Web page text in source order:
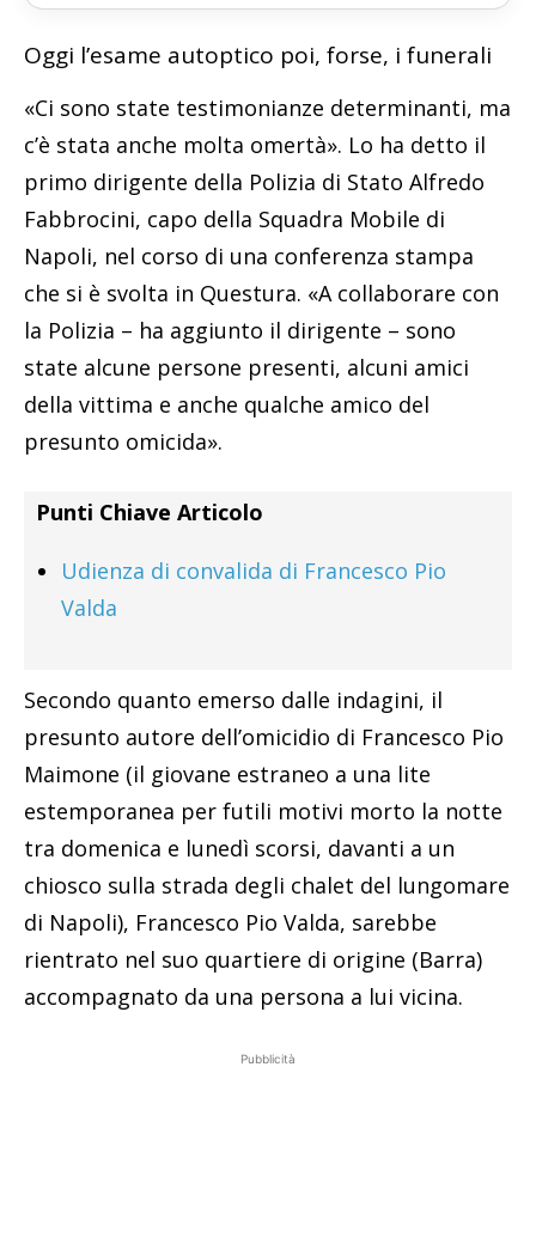
Oggi l’esame autoptico poi, forse, i funerali
«Ci sono state testimonianze determinanti, ma
c’è stata anche molta omertà». Lo ha detto il
primo dirigente della Polizia di Stato Alfredo
Fabbrocini, capo della Squadra Mobile di
Napoli, nel corso di una conferenza stampa
che si è svolta in Questura. «A collaborare con
la Polizia – ha aggiunto il dirigente – sono
state alcune persone presenti, alcuni amici
della vittima e anche qualche amico del
presunto omicida».
Punti Chiave Articolo
Udienza di convalida di Francesco Pio
Valda
Secondo quanto emerso dalle indagini, il
presunto autore dell’omicidio di Francesco Pio
Maimone (il giovane estraneo a una lite
estemporanea per futili motivi morto la notte
tra domenica e lunedì scorsi, davanti a un
chiosco sulla strada degli chalet del lungomare
di Napoli), Francesco Pio Valda, sarebbe
rientrato nel suo quartiere di origine (Barra)
accompagnato da una persona a lui vicina.
Pubblicità